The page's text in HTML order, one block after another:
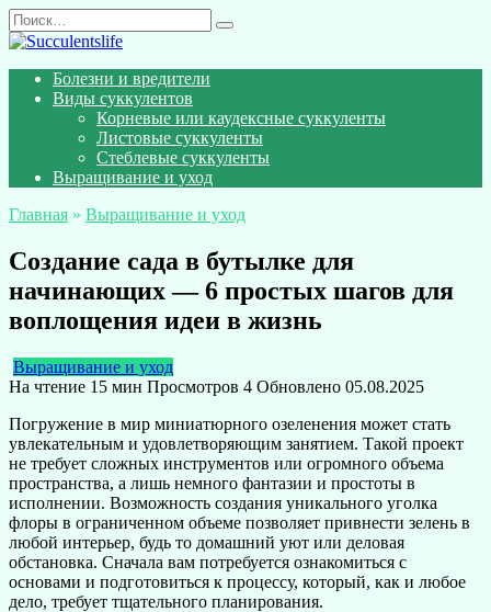
Перейти
к
Search
for:
Болезни и вредители
Виды суккулентов
Корневые или каудексные суккуленты
Листовые суккуленты
Стеблевые суккуленты
Выращивание и уход
Главная » Выращивание и уход
Создание сада в бутылке для
начинающих — 6 простых шагов для
воплощения идеи в жизнь
Выращивание и уход
На чтение 15 мин Просмотров 4 Обновлено 05.08.2025
Погружение в мир миниатюрного озеленения может стать
увлекательным и удовлетворяющим занятием. Такой проект
не требует сложных инструментов или огромного объема
пространства, а лишь немного фантазии и простоты в
исполнении. Возможность создания уникального уголка
флоры в ограниченном объеме позволяет привнести зелень в
любой интерьер, будь то домашний уют или деловая
обстановка. Сначала вам потребуется ознакомиться с
основами и подготовиться к процессу, который, как и любое
дело, требует тщательного планирования.